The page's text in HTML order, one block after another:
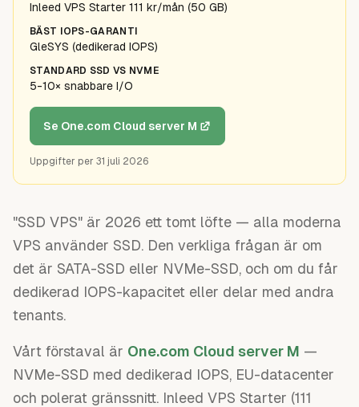
Inleed VPS Starter 111 kr/mån (50 GB)
BÄST IOPS-GARANTI
GleSYS (dedikerad IOPS)
STANDARD SSD VS NVME
5-10× snabbare I/O
Se One.com Cloud server M
Uppgifter per 31 juli 2026
"SSD VPS" är 2026 ett tomt löfte — alla moderna
VPS använder SSD. Den verkliga frågan är om
det är SATA-SSD eller NVMe-SSD, och om du får
dedikerad IOPS-kapacitet eller delar med andra
tenants.
Vårt förstaval är One.com Cloud server M —
NVMe-SSD med dedikerad IOPS, EU-datacenter
och polerat gränssnitt. Inleed VPS Starter (111